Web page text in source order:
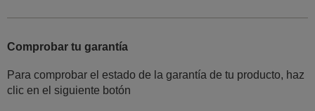
Comprobar tu garantía
Para comprobar el estado de la garantía de tu producto, haz
clic en el siguiente botón